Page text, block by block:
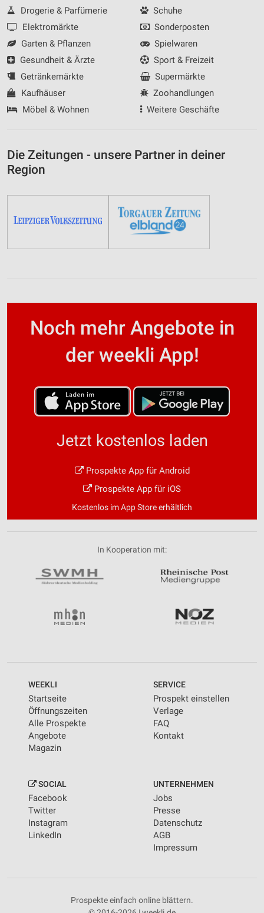
Drogerie & Parfümerie
Elektromärkte
Garten & Pflanzen
Gesundheit & Ärzte
Getränkemärkte
Kaufhäuser
Möbel & Wohnen
Schuhe
Sonderposten
Spielwaren
Sport & Freizeit
Supermärkte
Zoohandlungen
Weitere Geschäfte
Die Zeitungen - unsere Partner in deiner
Region
Noch mehr Angebote in
der weekli App!
Jetzt kostenlos laden
Prospekte App für Android
Prospekte App für iOS
Kostenlos im App Store erhältlich
In Kooperation mit:
WEEKLI
Startseite
Öffnungszeiten
Alle Prospekte
Angebote
Magazin
SERVICE
Prospekt einstellen
Verlage
FAQ
Kontakt
SOCIAL
Facebook
Twitter
Instagram
LinkedIn
UNTERNEHMEN
Jobs
Presse
Datenschutz
AGB
Impressum
Prospekte einfach online blättern.